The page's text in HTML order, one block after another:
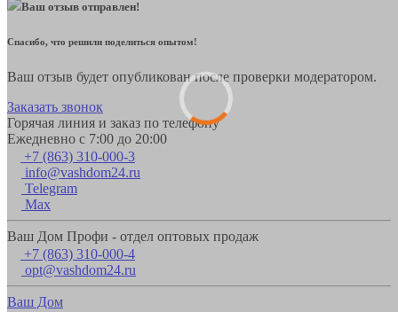
Ваш отзыв отправлен!
Спасибо, что решили поделиться опытом!
Ваш отзыв будет опубликован после проверки модератором.
Заказать звонок
Горячая линия и заказ по телефону
Ежедневно с 7:00 до 20:00
+7 (863) 310-000-3
info@vashdom24.ru
Telegram
Max
Ваш Дом Профи - отдел оптовых продаж
+7 (863) 310-000-4
opt@vashdom24.ru
Ваш Дом